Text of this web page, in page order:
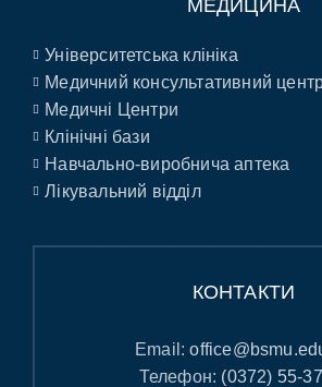
МЕДИЦИНА
Університетська клініка
Медичний консультативний
Медичні Центри
Клінічні бази
Навчально-виробнича аптека
Лікувальний відділ
КОНТАКТИ
Email:
Телефон: (0372) 55-